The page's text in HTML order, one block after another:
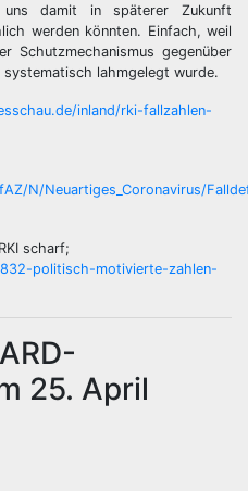
damit in späterer Zukunft
werden könnten. Einfach, weil
Schutzmechanismus gegenüber
systematisch lahmgelegt wurde.
inland/rki-fallzahlen-
N/Neuartiges_Coronavirus/
scharf;
politisch-motivierte-zahlen-
25. April